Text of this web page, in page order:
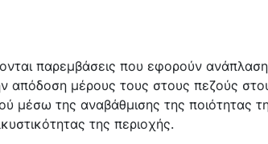
παρεμβάσεις που εφορούν
απόδοση μέρους τους στους πεζούς
μέσω της αναβάθμισης της ποιότητας
της περιοχής.